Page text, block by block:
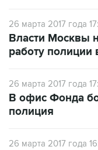
26 марта 2017 года
Власти Москвы
работу полиции
26 марта 2017 года
В офис Фонда
полиция
26 марта 2017 года